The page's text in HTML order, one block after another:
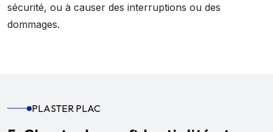
sécurité, ou à causer des interruptions ou des
dommages.
PLASTER PLAC